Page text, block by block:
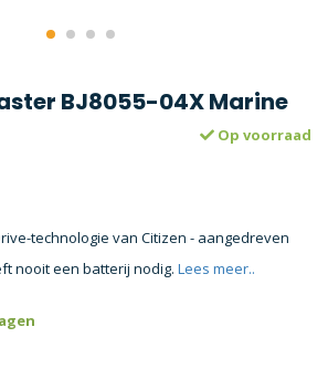
BJ8055-04X Marine
Op voorraad
technologie van Citizen - aangedreven
nooit een batterij nodig. Lees meer..